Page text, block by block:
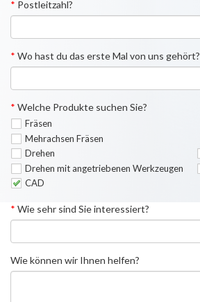
* Postleitzahl?
* Wo hast du das erste Mal von uns gehört?
* Welche Produkte suchen Sie?
Fräsen
Mehrachsen Fräsen
Drehen
Drehen mit angetriebenen Werkzeugen
CAD
* Wie sehr sind Sie interessiert?
Wie können wir Ihnen helfen?